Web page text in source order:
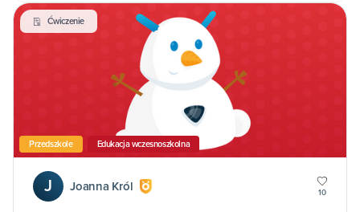
Ćwiczenie
Przedszkole Edukacja wczesnoszkolna
J Joanna Król 10